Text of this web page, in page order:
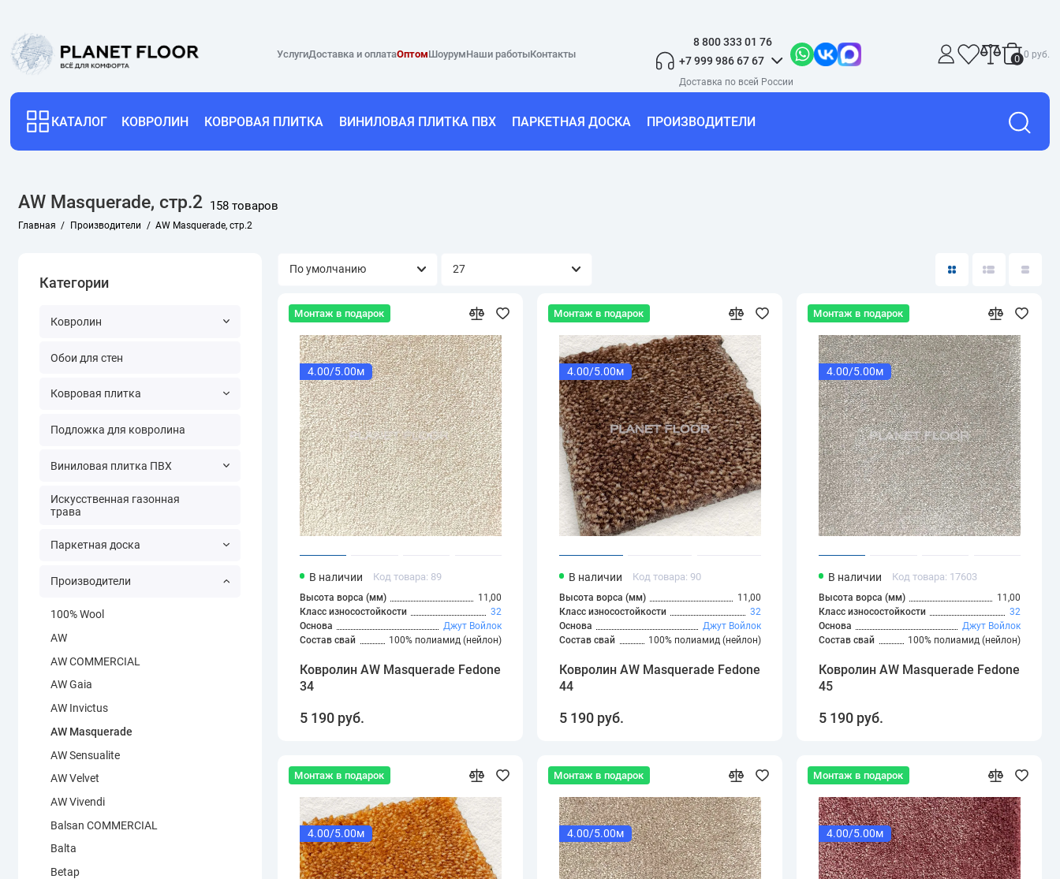
УслугиДоставка и оплатаОптомШоурумНаши работыКонтакты
8 800 333 01 76
+7 999 986 67 67
0 0 руб.
КАТАЛОГ КОВРОЛИН КОВРОВАЯ ПЛИТКА ВИНИЛОВАЯ ПЛИТКА ПВХ ПАРКЕТНАЯ ДОСКА ПРОИЗВОДИТЕЛИ
AW Masquerade, стр.2 158 товаров
Главная Производители AW Masquerade, стр.2
Категории
Ковролин
Обои для стен
Ковровая плитка
Подложка для ковролина
Виниловая плитка ПВХ
Искусственная газонная
трава
Паркетная доска
Производители
100% Wool
AW
AW COMMERCIAL
AW Gaia
AW Invictus
AW Masquerade
AW Sensualite
AW Velvet
AW Vivendi
Balsan COMMERCIAL
Balta
Betap
Монтаж в подарок
4.00/5.00м
В наличии Код товара: 89
Высота ворса (мм)
11,00
Класс износостойкости
32
Основа
Джут Войлок
Состав свай
100% полиамид (нейлон)
Ковролин AW Masquerade Fedone
34
5 190 руб.
Монтаж в подарок
4.00/5.00м
В наличии Код товара: 90
Высота ворса (мм)
11,00
Класс износостойкости
32
Основа
Джут Войлок
Состав свай
100% полиамид (нейлон)
Ковролин AW Masquerade Fedone
44
5 190 руб.
Монтаж в подарок
4.00/5.00м
В наличии Код товара: 17603
Высота ворса (мм)
11,00
Класс износостойкости
32
Основа
Джут Войлок
Состав свай
100% полиамид (нейлон)
Ковролин AW Masquerade Fedone
45
5 190 руб.
Монтаж в подарок
4.00/5.00м
Монтаж в подарок
4.00/5.00м
Монтаж в подарок
4.00/5.00м